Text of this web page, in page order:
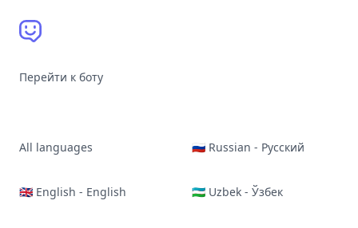
Перейти к боту
All languages 🇷🇺 Russian - Русский
🇬🇧 English - English 🇺🇿 Uzbek - Ўзбек